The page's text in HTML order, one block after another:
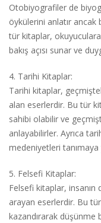
Otobiyografiler de
öykülerini anlatır ancak
tür kitaplar,
bakış açısı sunar ve
4. Tarihi Kitaplar:
Tarihi kitaplar,
alan eserlerdir. Bu tür
sahibi olabilir ve
anlayabilirler. Ayrıca
medeniyetleri tanımaya
5. Felsefi Kitaplar:
Felsefi kitaplar, insanın
arayan eserlerdir. Bu
kazandırarak düşünme